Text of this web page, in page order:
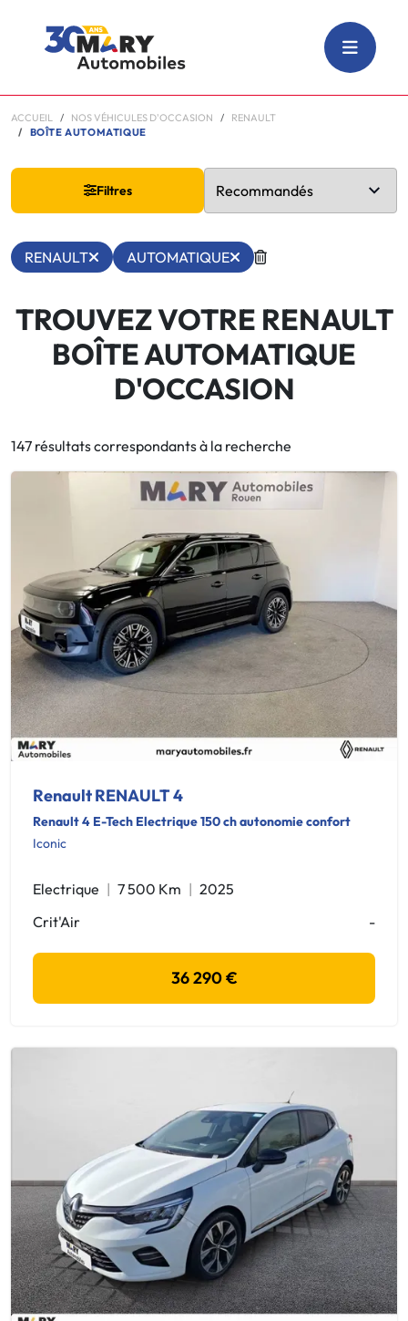
ACCUEIL NOS VÉHICULES D'OCCASION
RENAULT
BOÎTE AUTOMATIQUE
Filtres
RENAULT AUTOMATIQUE
TROUVEZ VOTRE RENAULT
BOÎTE AUTOMATIQUE
D'OCCASION
147 résultats correspondants à la recherche
Renault RENAULT 4
Renault 4 E-Tech Electrique 150 ch autonomie confort
Iconic
Electrique 7 500 Km
2025
Crit'Air
-
36 290 €